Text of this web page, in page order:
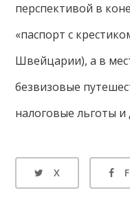
перспективой в
«паспорт с
Швейцарии), а в
безвизовые
налоговые льготы и
X